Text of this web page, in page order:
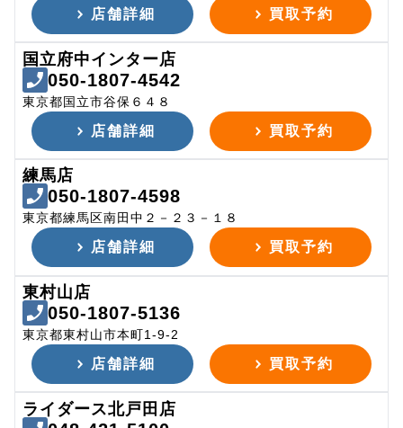
店舗詳細 買取予約
国立府中インター店
050-1807-4542
東京都国立市谷保６４８
店舗詳細 買取予約
練馬店
050-1807-4598
東京都練馬区南田中２－２３－１８
店舗詳細 買取予約
東村山店
050-1807-5136
東京都東村山市本町1-9-2
店舗詳細 買取予約
ライダース北戸田店